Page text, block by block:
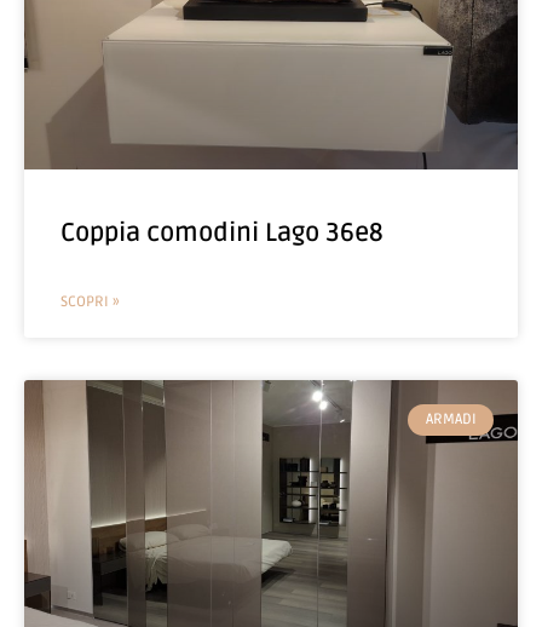
Coppia comodini Lago 36e8
SCOPRI »
ARMADI